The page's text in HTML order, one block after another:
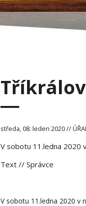
středa, 08. leden 2020 //
V sobotu 11.ledna 2020
Text // Správce
V sobotu 11.ledna 2020 v